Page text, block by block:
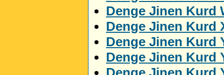
Denge Jinen Kurd
Denge Jinen Kurd
Denge Jinen Kurd
Denge Jinen Kurd